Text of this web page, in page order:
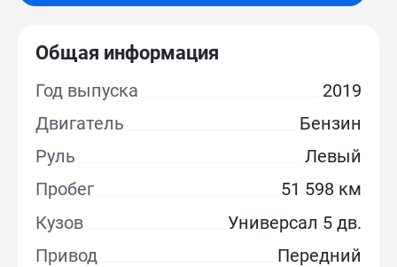
Общая информация
Год выпуска
2019
Двигатель
Бензин
Руль
Левый
Пробег
51 598 км
Кузов
Универсал 5 дв.
Привод
Передний